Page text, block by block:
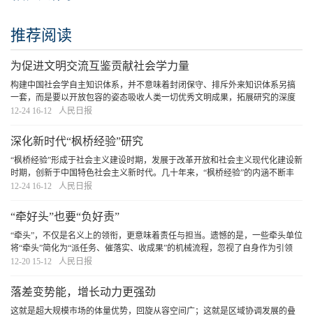
推荐阅读
为促进文明交流互鉴贡献社会学力量
构建中国社会学自主知识体系，并不意味着封闭保守、排斥外来知识体系另搞
一套，而是要以开放包容的姿态吸收人类一切优秀文明成果，拓展研究的深度
和广度，在形成中国特色并增强主体性的同时，进一步推动不同文明互学互
12-24 16-12 人民日报
深化新时代“枫桥经验”研究
“枫桥经验”形成于社会主义建设时期，发展于改革开放和社会主义现代化建设新
时期，创新于中国特色社会主义新时代。几十年来，“枫桥经验”的内涵不断丰
富，从社会治安领域扩展到经济、政治、文化、社会、生态文明等领域。我国
12-24 16-12 人民日报
“牵好头”也要“负好责”
“牵头”，不仅是名义上的领衔，更意味着责任与担当。遗憾的是，一些牵头单位
将“牵头”简化为“派任务、催落实、收成果”的机械流程，忽视了自身作为引领
者、协调者的职责。更有甚者，一些牵头单位将配合部门视为单纯的执行者，
12-20 15-12 人民日报
落差变势能，增长动力更强劲
这就是超大规模市场的体量优势，回旋从容空间广；这就是区域协调发展的叠